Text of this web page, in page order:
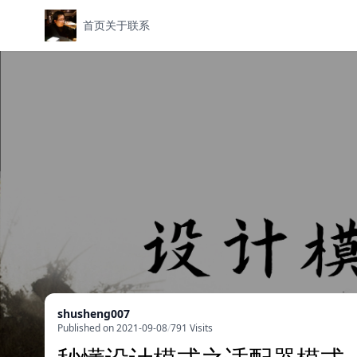
首页关于联系
shusheng007
Published on 2021-09-08/791 Visits